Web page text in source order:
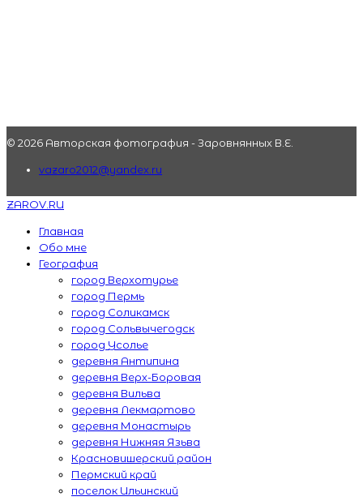
© 2026 Авторская фотография - Заровнянных В.Е.
vazaro2012@yandex.ru
ZAROV.RU
Главная
Обо мне
География
город Верхотурье
город Пермь
город Соликамск
город Сольвычегодск
город Усолье
деревня Антипина
деревня Верх-Боровая
деревня Вильва
деревня Лекмартово
деревня Монастырь
деревня Нижняя Язьва
Красновишерский район
Пермский край
поселок Ильинский